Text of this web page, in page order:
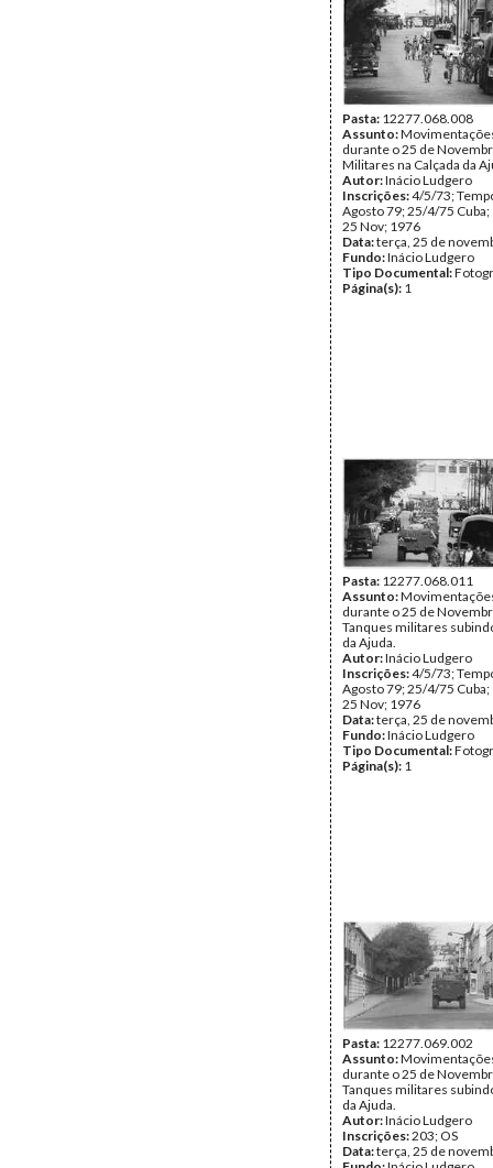
Pasta: 12277.068.008
Assunto:
durante o 25 de
Militares na Calçada da
Autor:Inácio Ludgero
Inscrições:4/5/73;
Agosto 79; 25/4/75
25 Nov; 1976
Data:terça, 25 de
Fundo:Inácio Ludgero
Tipo Documental:
Página(s): 1
Pasta: 12277.068.011
Assunto:
durante o 25 de
Tanques militares
da Ajuda.
Autor:Inácio Ludgero
Inscrições:4/5/73;
Agosto 79; 25/4/75
25 Nov; 1976
Data:terça, 25 de
Fundo:Inácio Ludgero
Tipo Documental:
Página(s): 1
Pasta: 12277.069.002
Assunto:
durante o 25 de
Tanques militares
da Ajuda.
Autor:Inácio Ludgero
Inscrições:203; OS
Data:terça, 25 de